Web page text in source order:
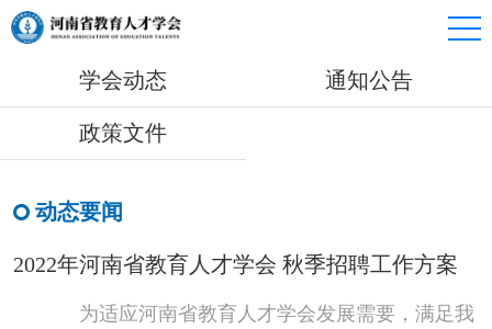
学会动态 通知公告
政策文件
动态要闻
2022年河南省教育人才学会 秋季招聘工作方案
为适应河南省教育人才学会发展需要，满足我